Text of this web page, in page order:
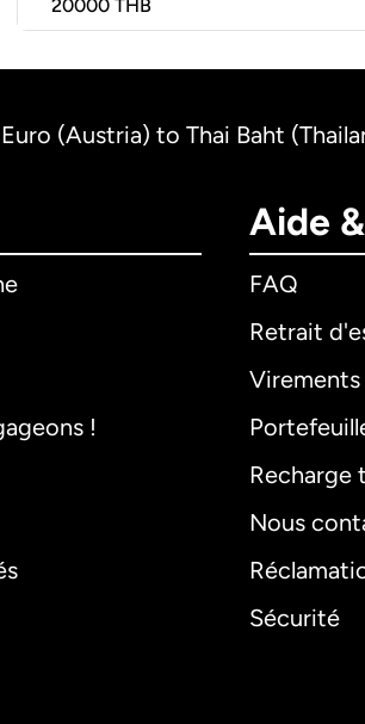
20000 THB
(Austria) to Thai Baht
!
Aide
FAQ
Retrait
Virements
Recharge
Nous
Sécurité